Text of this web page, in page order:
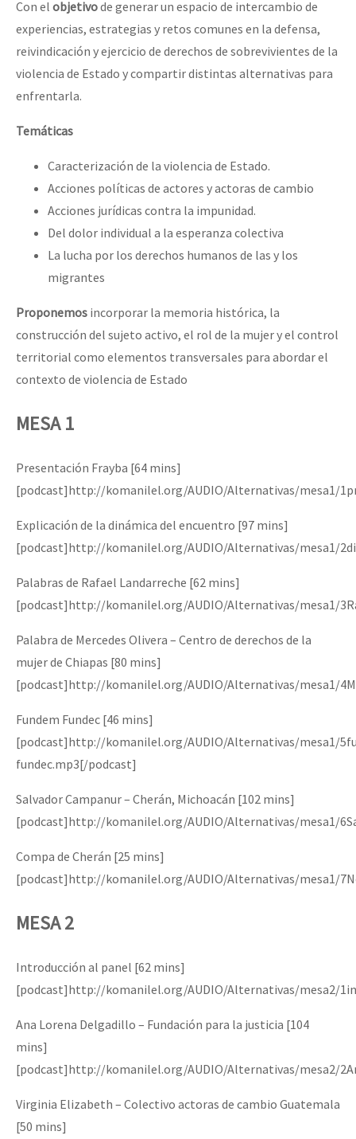
Fotorreportaje
Video
Otras secciones
la naturaleza bajo asedio)
Libros para descargar
Medios Libres
COVID-19
Eventos
Con el objetivode generar un espacio de intercambio de
experiencias, estrategias y retos comunes en la defensa,
reivindicación y ejercicio de derechos de sobrevivientes de la
violencia de Estado y compartir distintas alternativas para
enfrentarla.
Temáticas
Caracterización de la violencia de Estado.
Acciones políticas de actores y actoras de cambio
Acciones jurídicas contra la impunidad.
Del dolor individual a la esperanza colectiva
La lucha por los derechos humanos de las y los
migrantes
Proponemos incorporar la memoria histórica, la
construcción del sujeto activo, el rol de la mujer y el control
territorial como elementos transversales para abordar el
contexto de violencia de Estado
MESA 1
Presentación Frayba [64 mins]
[podcast]http://komanilel.org/AUDIO/Alternativas/mesa1/
Explicación de la dinámica del encuentro [97 mins]
[podcast]http://komanilel.org/AUDIO/Alternativas/mesa1/
Palabras de Rafael Landarreche [62 mins]
[podcast]http://komanilel.org/AUDIO/Alternativas/mesa1/
Palabra de Mercedes Olivera – Centro de derechos de la
mujer de Chiapas [80 mins]
[podcast]http://komanilel.org/AUDIO/Alternativas/mesa1/
Fundem Fundec [46 mins]
[podcast]http://komanilel.org/AUDIO/Alternativas/mesa1/
fundec.mp3[/podcast]
Salvador Campanur – Cherán, Michoacán [102 mins]
[podcast]http://komanilel.org/AUDIO/Alternativas/mesa1/
Compa de Cherán [25 mins]
[podcast]http://komanilel.org/AUDIO/Alternativas/mesa1/
MESA 2
Introducción al panel [62 mins]
[podcast]http://komanilel.org/AUDIO/Alternativas/mesa2/
Ana Lorena Delgadillo – Fundación para la justicia [104
mins]
[podcast]http://komanilel.org/AUDIO/Alternativas/mesa2/
Virginia Elizabeth – Colectivo actoras de cambio Guatemala
[50 mins]